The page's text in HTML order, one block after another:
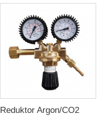
Reduktor Argon/CO2